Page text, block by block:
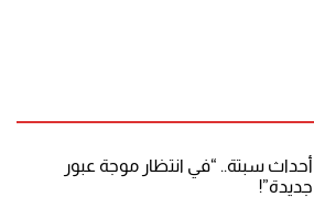
أحداث سبتة.. “في انتظار موجة عبور
جديدة”!